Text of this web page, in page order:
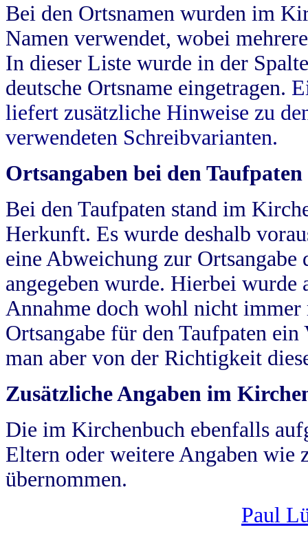
Bei den Ortsnamen wurden im
Namen verwendet, wobei
In dieser Liste wurde in der
deutsche Ortsname eingetragen.
liefert zusätzliche Hinweise zu
verwendeten Schreibvarianten.
Ortsangaben bei den Taufpaten
Bei den Taufpaten stand im
Herkunft. Es wurde deshalb
eine Abweichung zur
angegeben wurde. Hierbei wurde
Annahme doch wohl nicht
Ortsangabe für den Taufpaten
man aber von der Richtigkeit
Zusätzliche Angaben im
Die im Kirchenbuch ebenfalls
Eltern oder weitere Angaben wie
übernommen.
Paul